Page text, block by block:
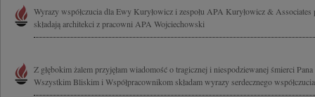
Wyrazy współczucia dla Ewy Kuryłowicz i zespołu APA Kuryłowicz & Associates
składają architekci z pracowni APA Wojciechowski
Z głębokim żalem przyjęłam wiadomość o tragicznej i niespodziewanej śmierci
Wszystkim Bliskim i Współpracownikom składam wyrazy serdecznego